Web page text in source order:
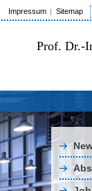
Impressum Sitemap
Prof. Dr.-